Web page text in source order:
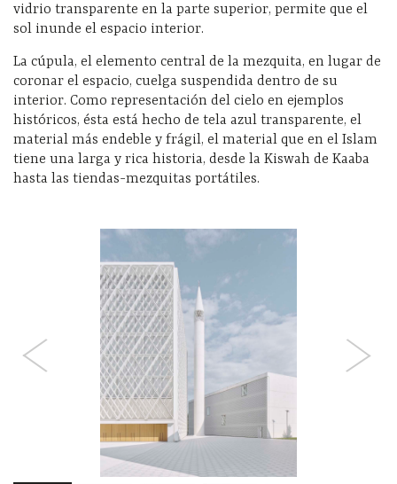
vidrio transparente en la parte superior, permite que el
sol inunde el espacio interior.
La cúpula, el elemento central de la mezquita, en lugar de
coronar el espacio, cuelga suspendida dentro de su
interior. Como representación del cielo en ejemplos
históricos, ésta está hecho de tela azul transparente, el
material más endeble y frágil, el material que en el Islam
tiene una larga y rica historia, desde la Kiswah de Kaaba
hasta las tiendas-mezquitas portátiles.